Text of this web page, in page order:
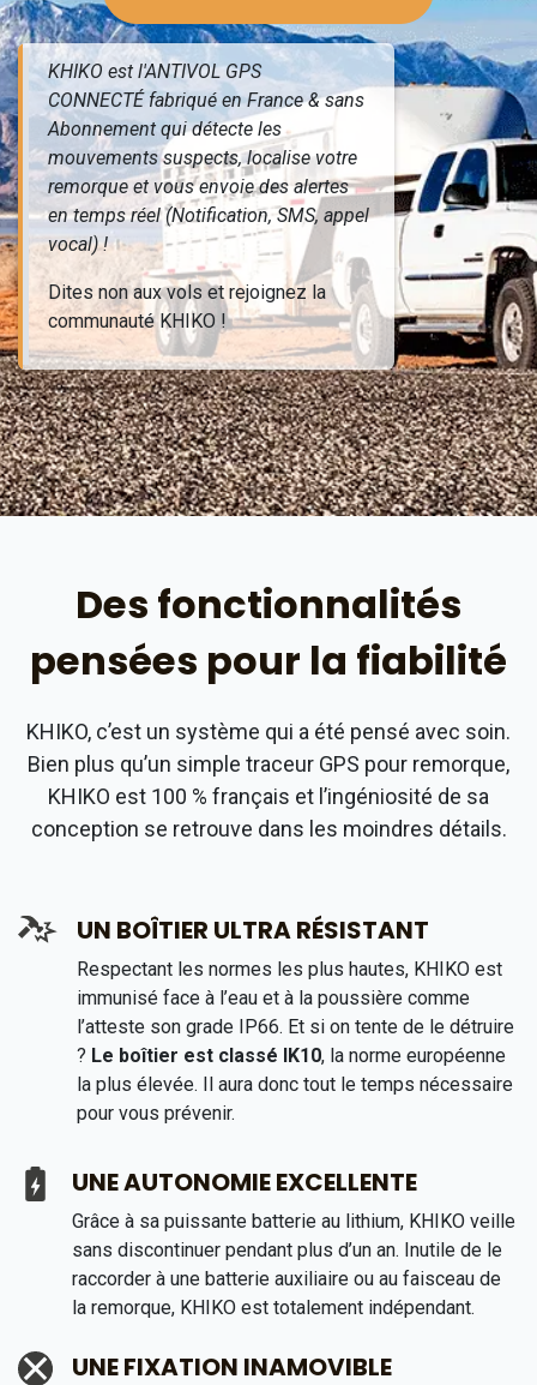
KHIKO est l'ANTIVOL GPS
CONNECTÉ fabriqué en France & sans
Abonnement qui détecte les
mouvements suspects, localise votre
remorque et vous envoie des alertes
en temps réel (Notification, SMS, appel
vocal) !
Dites non aux vols et rejoignez la
communauté KHIKO !
Des fonctionnalités
pensées pour la fiabilité
KHIKO, c’est un système qui a été pensé avec soin.
Bien plus qu’un simple traceur GPS pour remorque,
KHIKO est 100 % français et l’ingéniosité de sa
conception se retrouve dans les moindres détails.
UN BOÎTIER ULTRA RÉSISTANT
Respectant les normes les plus hautes, KHIKO est
immunisé face à l’eau et à la poussière comme
l’atteste son grade IP66. Et si on tente de le détruire
? Le boîtier est classé IK10, la norme européenne
la plus élevée. Il aura donc tout le temps nécessaire
pour vous prévenir.
UNE AUTONOMIE EXCELLENTE
Grâce à sa puissante batterie au lithium, KHIKO veille
sans discontinuer pendant plus d’un an. Inutile de le
raccorder à une batterie auxiliaire ou au faisceau de
la remorque, KHIKO est totalement indépendant.
UNE FIXATION INAMOVIBLE